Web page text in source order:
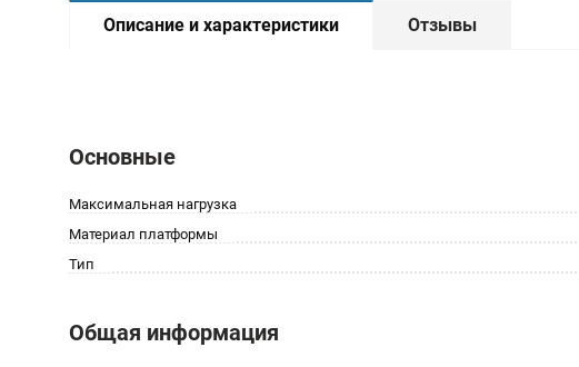
Описание и характеристики Отзывы
Основные
Максимальная нагрузка
Материал платформы
Тип
Общая информация